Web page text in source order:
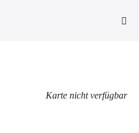
Karte nicht verfügbar